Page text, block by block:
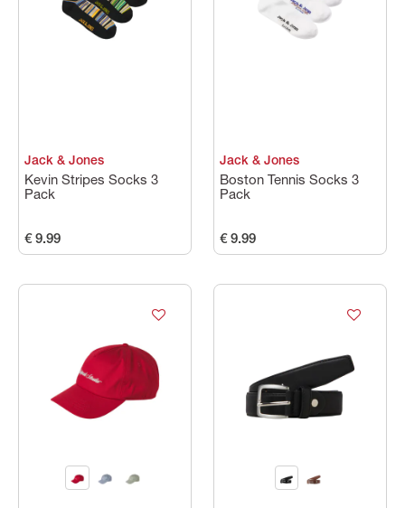
Jack & Jones
Kevin Stripes Socks 3
Pack
€ 9.99
Jack & Jones
Boston Tennis Socks 3
Pack
€ 9.99